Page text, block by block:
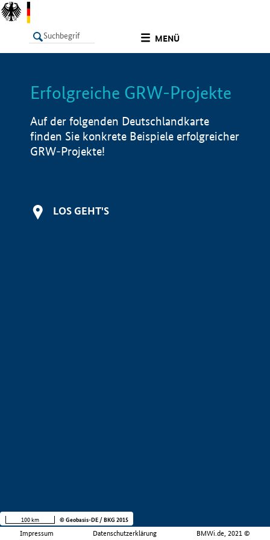
MENÜ
LISTE Info
Erfolgreiche GRW-Projekte
Auf der folgenden Deutschlandkarte
finden Sie konkrete Beispiele erfolgreicher
GRW-Projekte!
LOS GEHT'S
Impressum Datenschutzerklärung BMWi.de, 2021 ©
100 km © Geobasis-DE / BKG 2015